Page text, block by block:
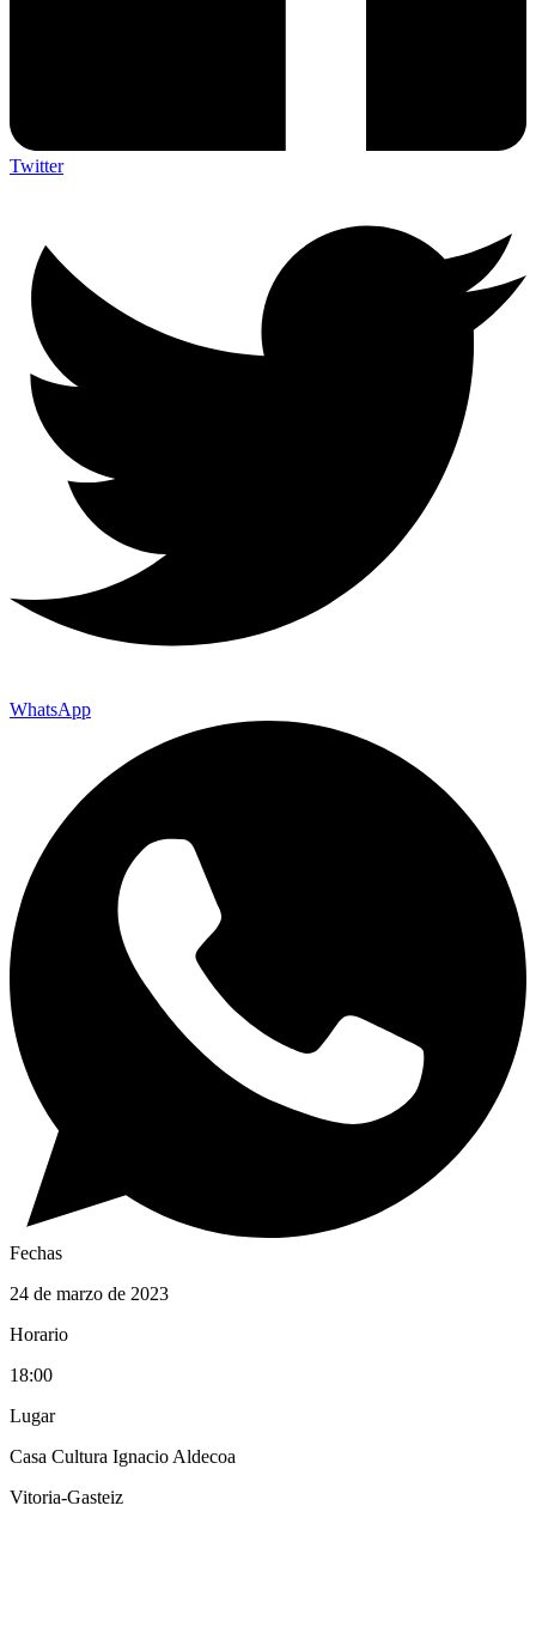
Twitter
WhatsApp
Fechas
24 de marzo de 2023
Horario
18:00
Lugar
Casa Cultura Ignacio Aldecoa
Vitoria-Gasteiz